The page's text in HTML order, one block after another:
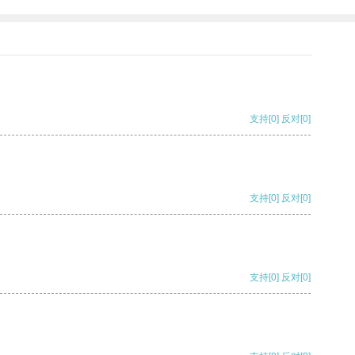
支持[0] 反对[0]
支持[0] 反对[0]
支持[0] 反对[0]